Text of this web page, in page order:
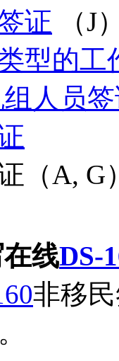
证 （J
型的工
人员
（A, G
线DS-
非移